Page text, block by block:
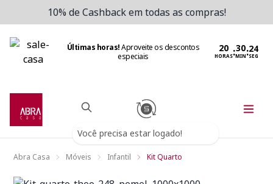
10% de Cashback em todas as compras!
Últimas horas!Aproveite os descontos
especiais
HORAS:MIN:SEG
Você precisa estar logado!
Abra Casa Móveis Infantil Kit Quarto